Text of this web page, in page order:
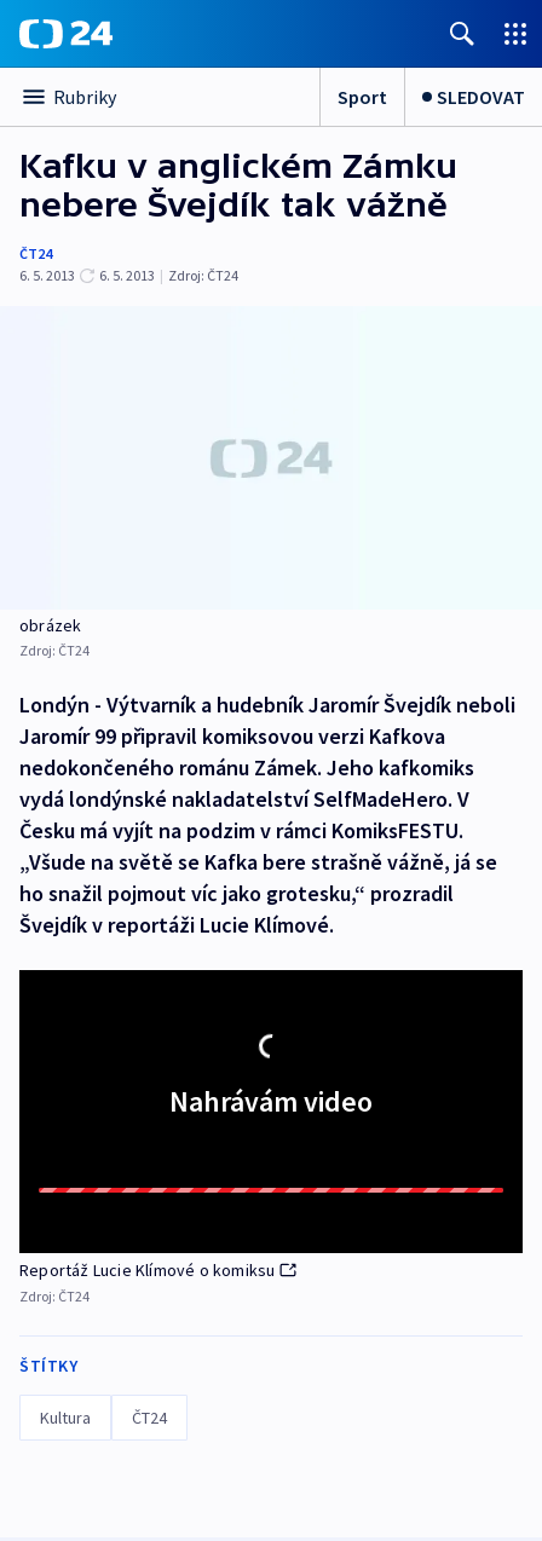
Rubriky Sport SLEDOVAT
Kafku v anglickém Zámku
nebere Švejdík tak vážně
ČT24
6. 5. 2013
6. 5. 2013 | Zdroj: ČT24
obrázek
Zdroj: ČT24
Londýn - Výtvarník a hudebník Jaromír Švejdík neboli
Jaromír 99 připravil komiksovou verzi Kafkova
nedokončeného románu Zámek. Jeho kafkomiks
vydá londýnské nakladatelství SelfMadeHero. V
Česku má vyjít na podzim v rámci KomiksFESTU.
„Všude na světě se Kafka bere strašně vážně, já se
ho snažil pojmout víc jako grotesku,“ prozradil
Švejdík v reportáži Lucie Klímové.
Nahrávám video
Reportáž Lucie Klímové o komiksu
Zdroj: ČT24
ŠTÍTKY
Kultura ČT24